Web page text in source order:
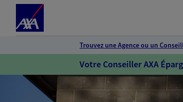
Trouvez une Agence ou un
Votre Conseiller AXA